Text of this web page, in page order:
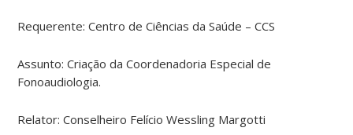
Requerente: Centro de Ciências da Saúde – CCS
Assunto: Criação da Coordenadoria Especial de
Fonoaudiologia.
Relator: Conselheiro Felício Wessling Margotti